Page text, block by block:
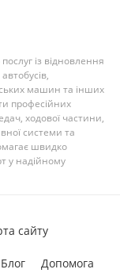
із відновлення
машин та інших
професійних
ходової частини,
системи та
швидко
у надійному
сайту
Блог Допомога